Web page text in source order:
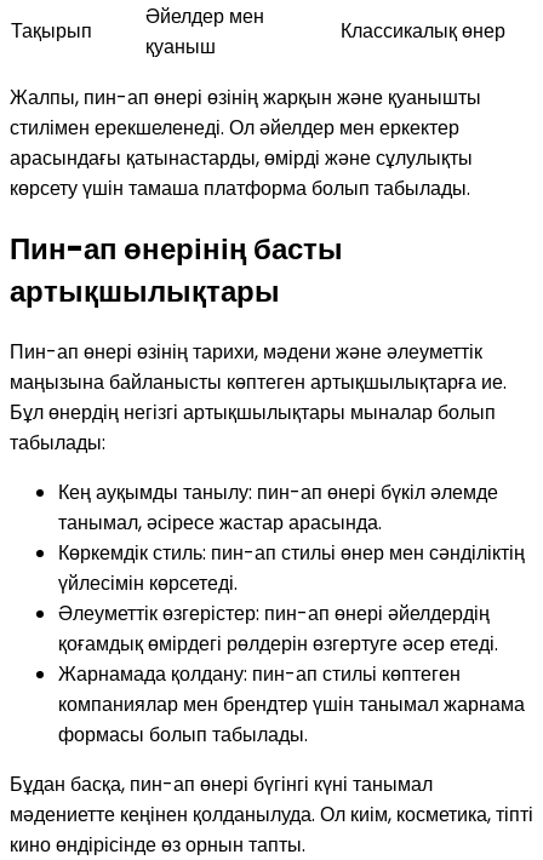
Тақырып
Әйелдер мен
қуаныш
Классикалық өнер
Жалпы, пин-ап өнері өзінің жарқын және қуанышты
стилімен ерекшеленеді. Ол әйелдер мен еркектер
арасындағы қатынастарды, өмірді және сұлулықты
көрсету үшін тамаша платформа болып табылады.
Пин-ап өнерінің басты
артықшылықтары
Пин-ап өнері өзінің тарихи, мәдени және әлеуметтік
маңызына байланысты көптеген артықшылықтарға ие.
Бұл өнердің негізгі артықшылықтары мыналар болып
табылады:
Кең ауқымды танылу: пин-ап өнері бүкіл әлемде
танымал, әсіресе жастар арасында.
Көркемдік стиль: пин-ап стильі өнер мен сәнділіктің
үйлесімін көрсетеді.
Әлеуметтік өзгерістер: пин-ап өнері әйелдердің
қоғамдық өмірдегі рөлдерін өзгертуге әсер етеді.
Жарнамада қолдану: пин-ап стильі көптеген
компаниялар мен брендтер үшін танымал жарнама
формасы болып табылады.
Бұдан басқа, пин-ап өнері бүгінгі күні танымал
мәдениетте кеңінен қолданылуда. Ол киім, косметика, тіпті
кино өндірісінде өз орнын тапты.